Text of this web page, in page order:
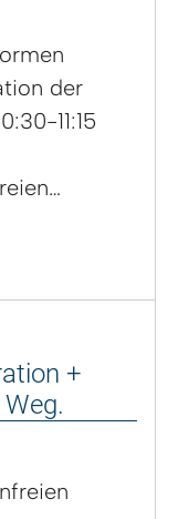
der
11:15
+